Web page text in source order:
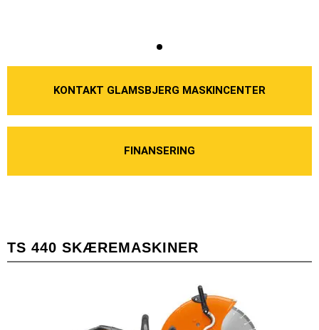
KONTAKT GLAMSBJERG MASKINCENTER
FINANSERING
TS 440 SKÆREMASKINER